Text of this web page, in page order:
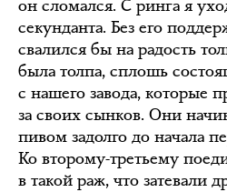
он сломался. С ринга я
секунданта. Без его
свалился бы на радость
была толпа, сплошь
с нашего завода, которые
за своих сынков. Они
пивом задолго до начала
Ко второму-третьему
в такой раж, что затевали